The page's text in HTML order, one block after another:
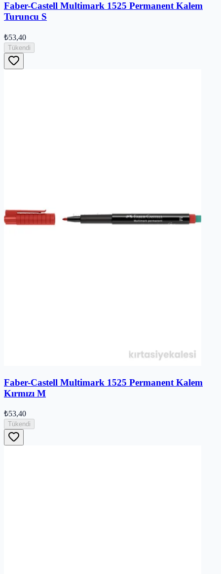
Faber-Castell Multimark 1525 Permanent Kalem
Turuncu S
₺53,40
Tükendi
Faber-Castell Multimark 1525 Permanent Kalem
Kırmızı M
₺53,40
Tükendi